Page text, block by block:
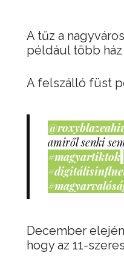
A tűz a
például több
A felszálló füst
amiről senki
#magyartiktok
December
hogy az 11-